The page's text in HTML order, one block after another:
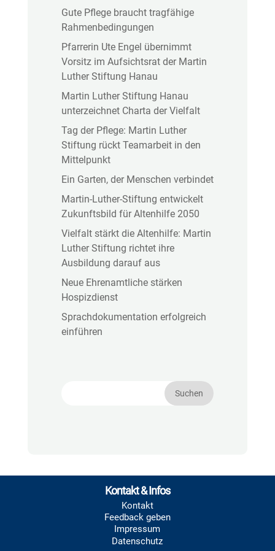
Gute Pflege braucht tragfähige
Rahmenbedingungen
Pfarrerin Ute Engel übernimmt
Vorsitz im Aufsichtsrat der Martin
Luther Stiftung Hanau
Martin Luther Stiftung Hanau
unterzeichnet Charta der Vielfalt
Tag der Pflege: Martin Luther
Stiftung rückt Teamarbeit in den
Mittelpunkt
Ein Garten, der Menschen verbindet
Martin-Luther-Stiftung entwickelt
Zukunftsbild für Altenhilfe 2050
Vielfalt stärkt die Altenhilfe: Martin
Luther Stiftung richtet ihre
Ausbildung darauf aus
Neue Ehrenamtliche stärken
Hospizdienst
Sprachdokumentation erfolgreich
einführen
Kontakt & Infos
Kontakt
Feedback geben
Impressum
Datenschutz